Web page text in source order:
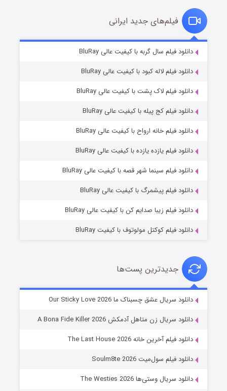
قسمت۶ (زیرنویس) منتشر شد
شوهر
فیلم‌های جدید ایرانی
دانلود فیلم سال گربه با کیفیت عالی BluRay
دانلود فیلم لاله کبود با کیفیت عالی BluRay
دانلود فیلم لاک پشت با کیفیت عالی BluRay
دانلود فیلم کج‌ پیله با کیفیت عالی BluRay
دانلود فیلم خانه ارواح با کیفیت عالی BluRay
دانلود فیلم یازده یازده با کیفیت عالی BluRay
دانلود فیلم سینما شهر قصه با کیفیت عالی BluRay
دانلود فیلم پیشمرگ با کیفیت عالی BluRay
دانلود فیلم زیبا صدایم کن با کیفیت عالی BluRay
دانلود فیلم کوکتل مولوتوف با کیفیت BluRay
جدیدترین پست‌ها
دانلود سریال عشق چسبناک ما Our Sticky Love 2026
دانلود سریال زن متاهل آدمکش A Bona Fide Killer 2026
دانلود فیلم آخرین خانه The Last House 2026
دانلود فیلم سول‌میت Soulm8te 2026
دانلود سریال وستی‌ها The Westies 2026